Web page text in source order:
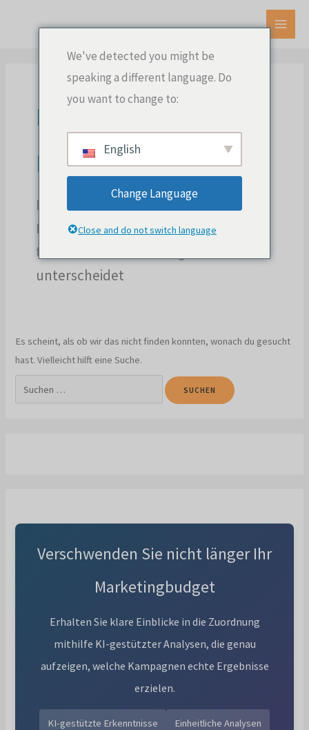
Performance-
Marketing
Performance-Marketing, seine
Prinzipien und wie es sich von
traditionellen Marketingansätzen
unterscheidet
Es scheint, als ob wir das nicht finden konnten, wonach du gesucht
hast. Vielleicht hilft eine Suche.
nach:
Verschwenden Sie nicht länger Ihr
Marketingbudget
Erhalten Sie klare Einblicke in die Zuordnung
mithilfe KI-gestützter Analysen, die genau
aufzeigen, welche Kampagnen echte Ergebnisse
erzielen.
KI-gestützte Erkenntnisse Einheitliche Analysen
We've detected you might be
speaking a different language. Do
you want to change to:
English
Change Language
Close and do not switch language